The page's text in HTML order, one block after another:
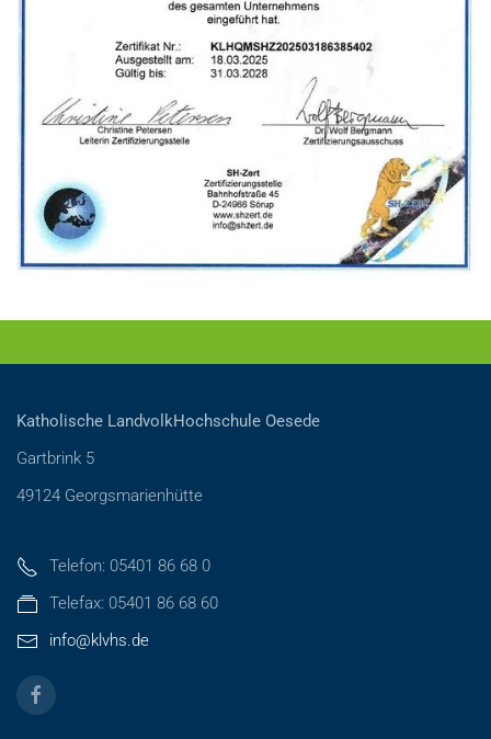
Katholische LandvolkHochschule Oesede
Gartbrink 5
49124 Georgsmarienhütte
Telefon: 05401 86 68 0
Telefax: 05401 86 68 60
info@klvhs.de